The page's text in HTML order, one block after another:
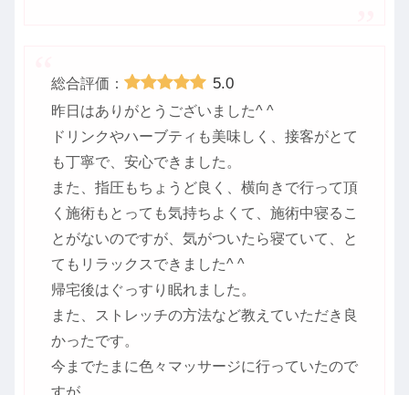
総合評価： 5.0
昨日はありがとうございました^ ^
ドリンクやハーブティも美味しく、接客がとて
も丁寧で、安心できました。
また、指圧もちょうど良く、横向きで行って頂
く施術もとっても気持ちよくて、施術中寝るこ
とがないのですが、気がついたら寝ていて、と
てもリラックスできました^ ^
帰宅後はぐっすり眠れました。
また、ストレッチの方法など教えていただき良
かったです。
今までたまに色々マッサージに行っていたので
すが、